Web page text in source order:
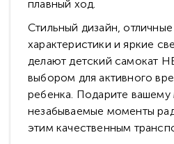
плавный ход.
Стильный дизайн,
характеристики и яркие
делают детский самокат
выбором для активного
ребенка. Подарите
незабываемые моменты
этим качественным